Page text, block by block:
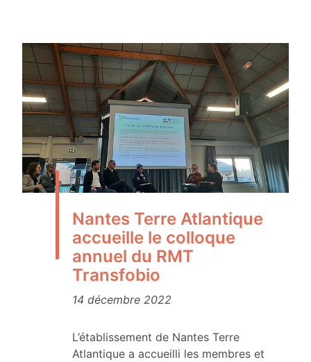
Nantes Terre Atlantique
accueille le colloque
annuel du RMT
Transfobio
14 décembre 2022
L’établissement de Nantes Terre
Atlantique a accueilli les membres et